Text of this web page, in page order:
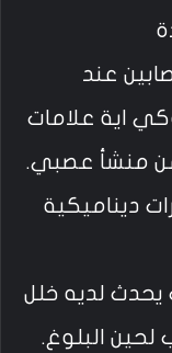
المصابين عند
اية علامات
من منشأ عصبي.
ديناميكية
يحدث لديه خلل
البلوغ.